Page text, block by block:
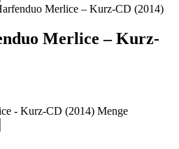
Merlice – Kurz-CD (2014)
Merlice – Kurz-
- Kurz-CD (2014) Menge